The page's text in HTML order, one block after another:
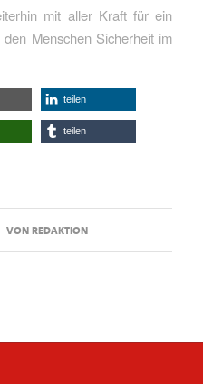
mit aller Kraft für ein
Menschen Sicherheit im
teilen
teilen
VONREDAKTION